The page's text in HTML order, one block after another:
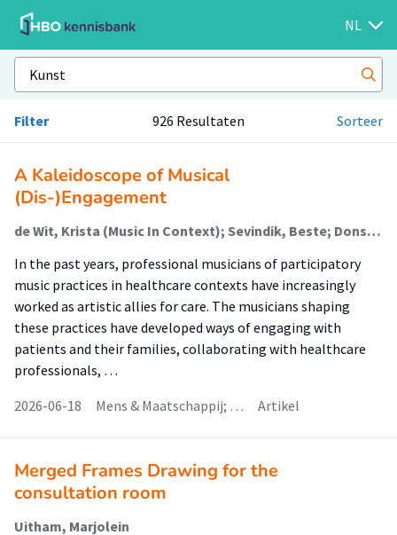
NL
Filter 926 Resultaten Sorteer
A Kaleidoscope of Musical
(Dis-)Engagement
de Wit, Krista (Music In Context); Sevindik, Beste; Dons, Karolien (Music In Context)
In the past years, professional musicians of participatory
music practices in healthcare contexts have increasingly
worked as artistic allies for care. The musicians shaping
these practices have developed ways of engaging with
patients and their families, collaborating with healthcare
professionals, …
2026-06-18
Mens & Maatschappij; … Artikel
Merged Frames Drawing for the
consultation room
Uitham, Marjolein